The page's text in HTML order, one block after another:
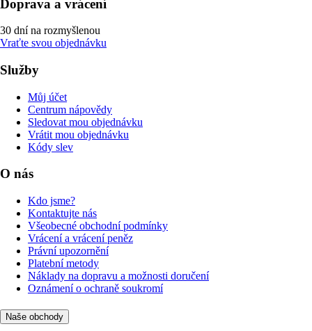
Doprava a vrácení
30 dní na rozmyšlenou
Vraťte svou objednávku
Služby
Můj účet
Centrum nápovědy
Sledovat mou objednávku
Vrátit mou objednávku
Kódy slev
O nás
Kdo jsme?
Kontaktujte nás
Všeobecné obchodní podmínky
Vrácení a vrácení peněz
Právní upozornění
Platební metody
Náklady na dopravu a možnosti doručení
Oznámení o ochraně soukromí
Naše obchody